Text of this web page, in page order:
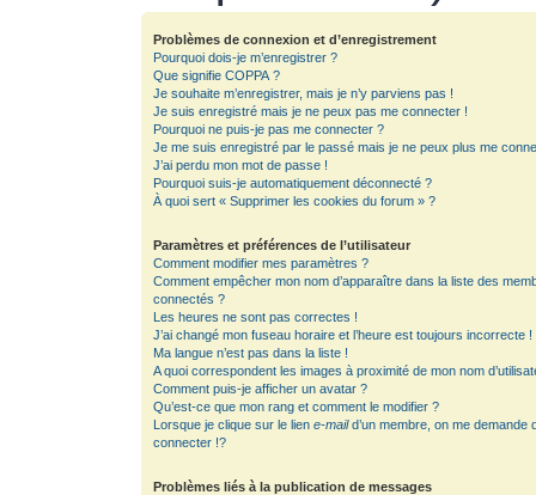
Problèmes de connexion et d’enregistrement
Pourquoi dois-je m’enregistrer ?
Que signifie COPPA ?
Je souhaite m’enregistrer, mais je n’y parviens pas !
Je suis enregistré mais je ne peux pas me connecter !
Pourquoi ne puis-je pas me connecter ?
Je me suis enregistré par le passé mais je ne peux plus me
J’ai perdu mon mot de passe !
Pourquoi suis-je automatiquement déconnecté ?
À quoi sert « Supprimer les cookies du forum » ?
Paramètres et préférences de l’utilisateur
Comment modifier mes paramètres ?
Comment empêcher mon nom d’apparaître dans la liste des
connectés ?
Les heures ne sont pas correctes !
J’ai changé mon fuseau horaire et l’heure est toujours incorrecte !
Ma langue n’est pas dans la liste !
A quoi correspondent les images à proximité de mon nom
Comment puis-je afficher un avatar ?
Qu’est-ce que mon rang et comment le modifier ?
Lorsque je clique sur le lien e-maild’un membre, on me demande
connecter !?
Problèmes liés à la publication de messages